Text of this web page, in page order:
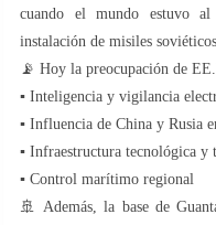
cuando el mundo estuvo
instalación de misiles
📡 Hoy la preocupación de
▪️ Inteligencia y vigilancia
▪️ Influencia de China y Rusia
▪️ Infraestructura tecnológica y
▪️ Control marítimo regional
🚢 Además, la base de